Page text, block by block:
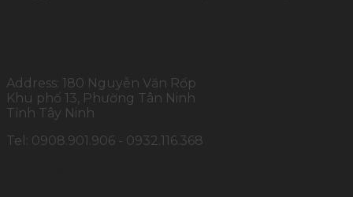
Address: 180 Nguyễn Văn Rốp
Khu phố 13, Phường Tân Ninh
Tỉnh Tây Ninh
Tel: 0908.901.906 - 0932.116.368